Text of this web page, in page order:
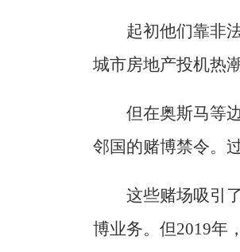
起初他们靠非
城市房地产投机热潮
但在奥斯马等
邻国的赌博禁令。
这些赌场吸引
博业务。但2019年